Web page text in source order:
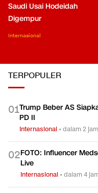
Saudi Usai Hodeidah
Digempur
Internasional
TERPOPULER
01Trump Beber AS
PD II
Internasional •dalam 2 jam
02FOTO: Influencer
Live
Internasional •dalam 4